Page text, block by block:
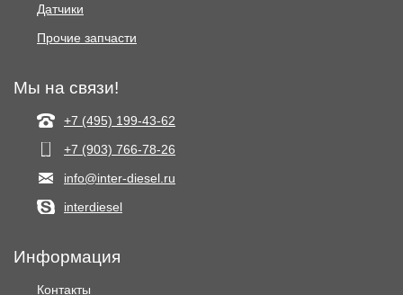
Датчики
Прочие запчасти
Мы на связи!
+7 (495) 199-43-62
+7 (903) 766‑78-26
info@inter-diesel.ru
interdiesel
Информация
Контакты